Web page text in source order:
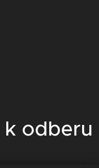
k odberu